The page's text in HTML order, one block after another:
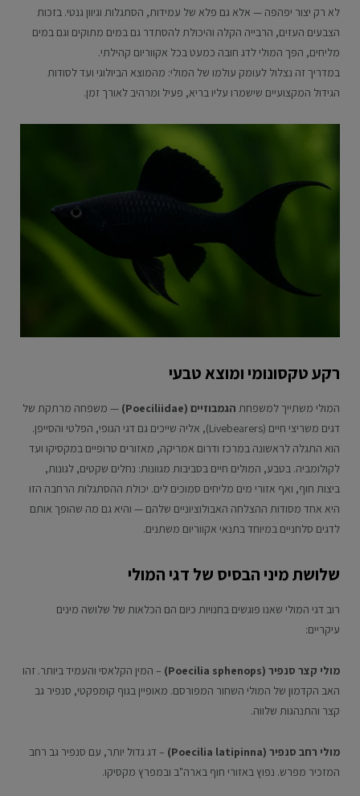
לא רק יצור יפהפה — אלא גם פלא של עמידות, הסתגלות וגיוון גנטי. בזכות
הצבעים העזים, הרבייה הקלה והיכולת להסתדר גם במים מתוקים וגם במים
מליחים, הפך המולי לדג חובה כמעט בכל אקווריום קהילתי.
במדריך זה נצלול לעומק עולמו של המולי: מהמוצא הביולוגי ועד לסודות
הגידול המקצועיים שישמרו עליו בריא, פעיל ומרהיב לאורך זמן.
רקע טקסונומי ומוצא טבעי
המולי משתייך למשפחת הגמבוזיים (Poeciliidae)
— משפחה מרתקת של
דגים משריצי חיים (Livebearers), אליה שייכים גם דגי הגופי, הפלטי והסייפן.
הוא התגלה לראשונה במרכז ודרום אמריקה, מאזורים טרופיים במקסיקו ועד
לקולומביה. בטבע, המולים חיים בסביבות מגוונות: נחלים שקטים, לגונות,
ביצות חוף, ואף אזורי מים מליחים סמוכים לים. יכולת ההסתגלות הרחבה הזו
היא אחד מסודות ההצלחה האבולוציוניים שלהם — והיא גם מה שהופך אותם
לדגים סלחניים במיוחד בתנאי אקווריום משתנים.
שלושת מיני הבסיס של דגי המולי
רוב דגי המולי שאנו פוגשים בחנויות כיום הם הכלאות של שלושה מינים
עיקריים:
מולי קצר סנפיר (Poecilia sphenops)
– המין הקלאסי והעמיד ביותר. זהו
האב הקדמון של המולי השחור המפורסם. מאופיין בגוף קומפקטי, סנפיר גב
קצר והתנהגות שלווה.
מולי רחב סנפיר (Poecilia latipinna)
– דג גדול יותר, עם סנפיר גב רחב
המזכיר מפרש. נפוץ באזורי חוף בארה"ב ובמפרץ מקסיקו.